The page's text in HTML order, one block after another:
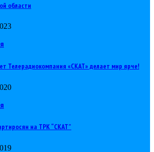
области
Телерадиокомпания «СКАТ» делает мир ярче!
на ТРК “СКАТ”